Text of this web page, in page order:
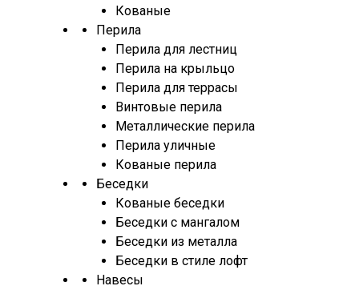
Кованые
Перила
Перила для лестниц
Перила на крыльцо
Перила для террасы
Винтовые перила
Металлические перила
Перила уличные
Кованые перила
Беседки
Кованые беседки
Беседки с мангалом
Беседки из металла
Беседки в стиле лофт
Навесы